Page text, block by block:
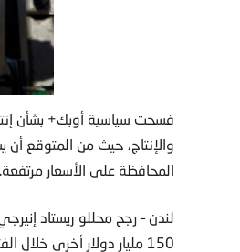
فسحت سياسية أوبك+ بشأن
والإنتاج، حيث من المتوقع
المحافظة على الأسعار مرتفعة.
لندن – رجح محللو ريستاد
150 مليار دولار أخرى